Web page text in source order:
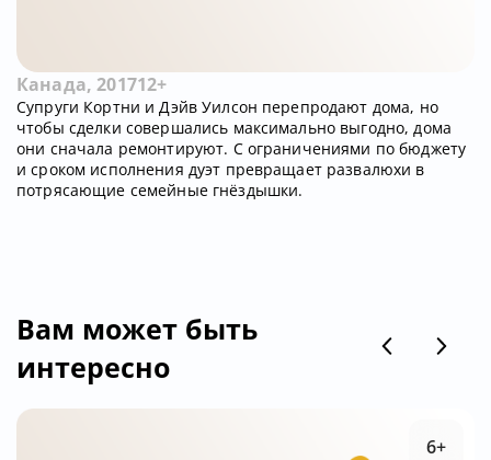
Канада, 201712+
Супруги Кортни и Дэйв Уилсон перепродают дома, но
чтобы сделки совершались максимально выгодно, дома
они сначала ремонтируют. С ограничениями по бюджету
и сроком исполнения дуэт превращает развалюхи в
потрясающие семейные гнёздышки.
Вам может быть
интересно
6+